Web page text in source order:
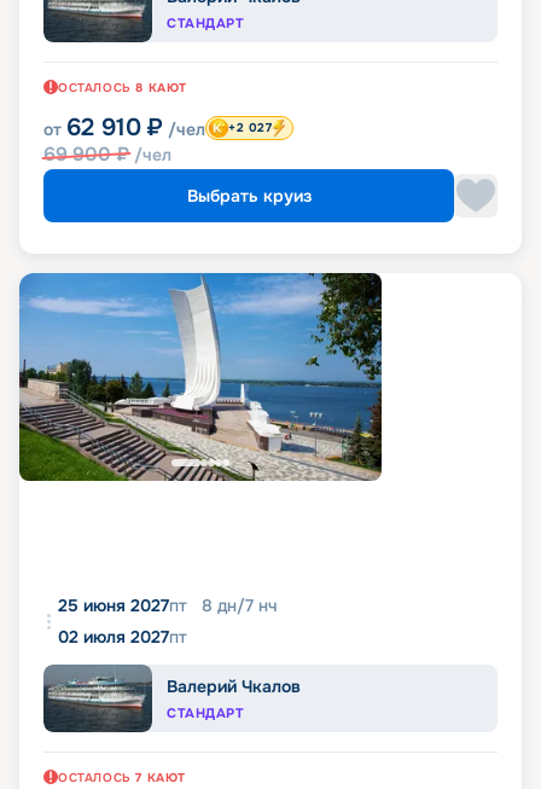
СТАНДАРТ
ОСТАЛОСЬ 8 КАЮТ
от 62 910 ₽ /чел
69 900₽ /чел
+2 027
Выбрать круиз
25 июня 2027пт 8 дн/7 нч
02 июля 2027пт
Валерий Чкалов
СТАНДАРТ
ОСТАЛОСЬ 7 КАЮТ